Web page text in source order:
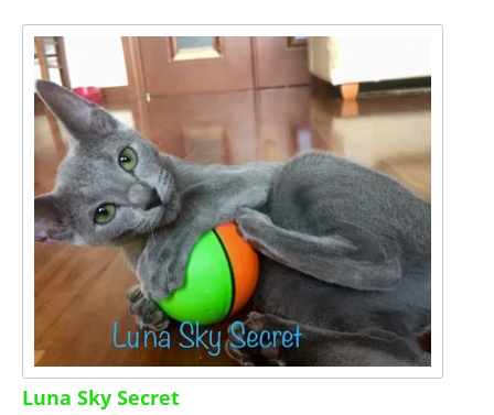
Luna Sky Secret